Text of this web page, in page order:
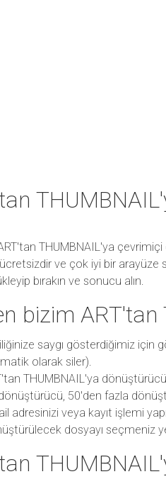
THUMBNAIL'ya
ücretsizdir ve çok iyi bir
bırakın ve sonucu alın.
bizim
saygı gösterdiğimiz için
olarak siler).
THUMBNAIL'ya
50'den fazla
adresinizi veya kayıt işlemi
dosyayı seçmeniz